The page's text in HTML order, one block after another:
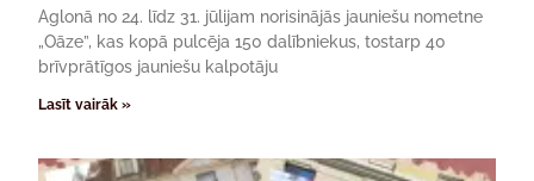
Aglonā no 24. līdz 31. jūlijam norisinājās jauniešu nometne
„Oāze”, kas kopā pulcēja 150 dalībniekus, tostarp 40
brīvprātīgos jauniešu kalpotāju
Lasīt vairāk »